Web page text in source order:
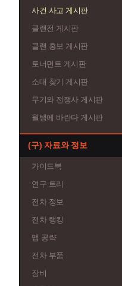
사건 사고 게시판
클랜전 게시판
클랜 홍보 게시판
토너먼트 게시판
소대 찾기 게시판
무기와 전쟁사 게시판
월탱에 바란다 게시판
(구) 자료와 정보
가이드북
연구 트리
전차 정보
전차 랭킹
맵 공략
전차 부품
장비